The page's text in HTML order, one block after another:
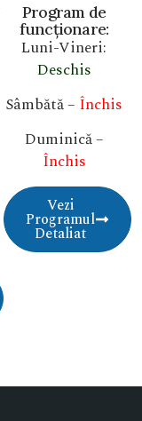
Program de
funcționare:
Luni-Vineri:
Deschis
Sâmbătă – Închis
Duminică –
Închis
Vezi
Programul
Detaliat